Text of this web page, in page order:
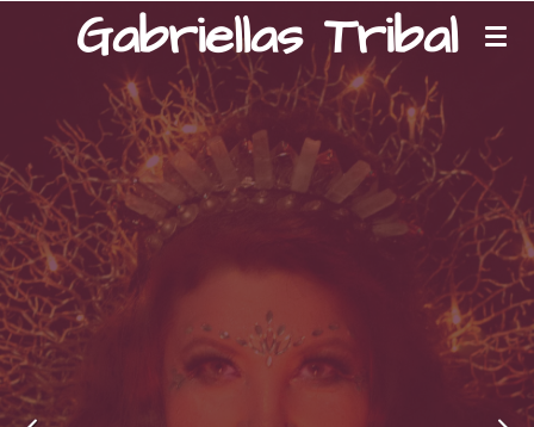
HauptinhaltGabriellas Tribal